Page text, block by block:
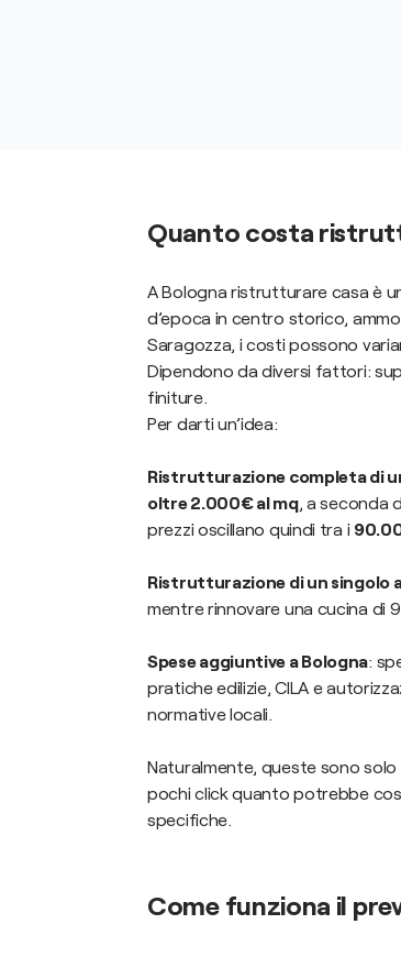
Quanto costa
A Bologna ristrutturare casa è
d’epoca in centro storico,
Saragozza, i costi possono
Dipendono da diversi fattori:
finiture.
Per darti un’idea:
Ristrutturazione completa di
oltre 2.000€ al mq, a seconda
prezzi oscillano quindi tra i
Ristrutturazione di un singolo
mentre rinnovare una cucina di
Spese aggiuntive a Bologna:
pratiche edilizie, CILA e
normative locali.
Naturalmente, queste sono
pochi click quanto potrebbe
specifiche.
Come funziona il